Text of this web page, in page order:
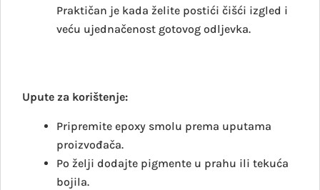
Praktičan je kada želite postići čišći izgled i
veću ujednačenost gotovog odljevka.
Upute za korištenje:
Pripremite epoxy smolu prema uputama
proizvođača.
Po želji dodajte pigmente u prahu ili tekuća
bojila.